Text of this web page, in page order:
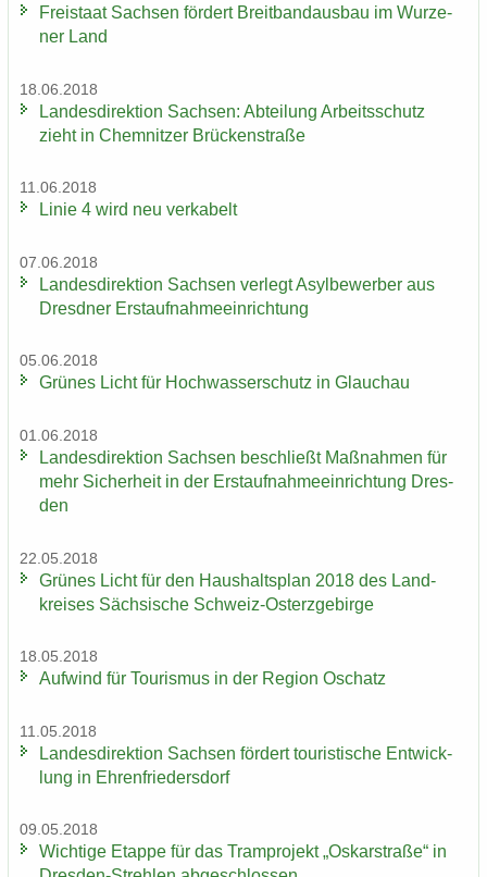
Frei­staat Sach­sen för­dert Breit­band­aus­bau im Wur­ze­
ner Land
18.06.2018
Lan­des­di­rek­ti­on Sach­sen: Ab­tei­lung Ar­beits­schutz
zieht in Chem­nit­zer Brü­cken­stra­ße
11.06.2018
Linie 4 wird neu ver­ka­belt
07.06.2018
Lan­des­di­rek­ti­on Sach­sen ver­legt Asyl­be­wer­ber aus
Dresd­ner Erst­auf­nah­me­ein­rich­tung
05.06.2018
Grü­nes Licht für Hoch­was­ser­schutz in Glauch­au
01.06.2018
Lan­des­di­rek­ti­on Sach­sen be­schließt Maß­nah­men für
mehr Si­cher­heit in der Erst­auf­nah­me­ein­rich­tung Dres­
den
22.05.2018
Grü­nes Licht für den Haus­halts­plan 2018 des Land­
krei­ses Säch­si­sche Schweiz-​Osterzgebirge
18.05.2018
Auf­wind für Tou­ris­mus in der Re­gi­on Oschatz
11.05.2018
Lan­des­di­rek­ti­on Sach­sen för­dert tou­ris­ti­sche Ent­wick­
lung in Eh­ren­frie­ders­dorf
09.05.2018
Wich­ti­ge Etap­pe für das Tram­pro­jekt „Os­kar­stra­ße“ in